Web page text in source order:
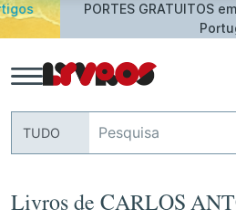
PORTES GRATUITOS em
Portugal
TUDO
Livros de CARLOS